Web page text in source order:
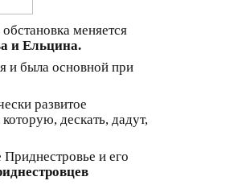
меняется
и Ельцина.
и была основной при
развитое
дескать, дадут,
и его